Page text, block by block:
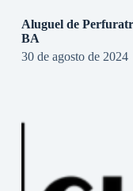
Aluguel de
BA
30 de agosto de 2024